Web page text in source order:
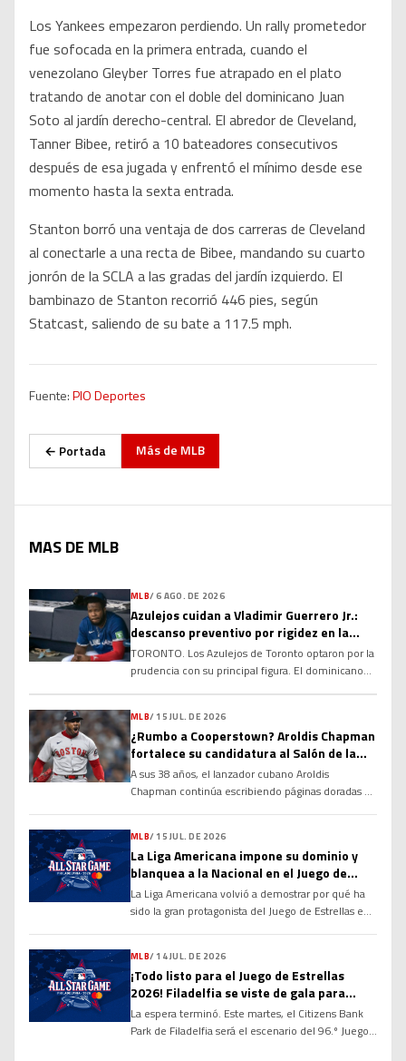
Los Yankees empezaron perdiendo. Un rally prometedor
fue sofocada en la primera entrada, cuando el
venezolano Gleyber Torres fue atrapado en el plato
tratando de anotar con el doble del dominicano Juan
Soto al jardín derecho-central. El abredor de Cleveland,
Tanner Bibee, retiró a 10 bateadores consecutivos
después de esa jugada y enfrentó el mínimo desde ese
momento hasta la sexta entrada.
Stanton borró una ventaja de dos carreras de Cleveland
al conectarle a una recta de Bibee, mandando su cuarto
jonrón de la SCLA a las gradas del jardín izquierdo. El
bambinazo de Stanton recorrió 446 pies, según
Statcast, saliendo de su bate a 117.5 mph.
Fuente:PIO Deportes
← Portada Más de MLB
MAS DE MLB
MLB/6 AGO. DE 2026
Azulejos cuidan a Vladimir Guerrero Jr.:
descanso preventivo por rigidez en la
corva
TORONTO. Los Azulejos de Toronto optaron por la
prudencia con su principal figura. El dominicano
una rigidez en el tendón de la corva, una decisión
tomada con el objetivo de evitar que la molestia
se agrave y garantizar su […]
MLB/ 15 JUL. DE 2026
¿Rumbo a Cooperstown? Aroldis Chapman
fortalece su candidatura al Salón de la
Fama
A sus 38 años, el lanzador cubano Aroldis
Chapman continúa escribiendo páginas doradas en
méritos suficientes para ingresar al Salón de la
Fama de Cooperstown? Sus números, su
longevidad y el dominio que ha ejercido durante
más de […]
MLB/ 15 JUL. DE 2026
La Liga Americana impone su dominio y
blanquea a la Nacional en el Juego de
Estrellas 2026
La Liga Americana volvió a demostrar por qué ha
sido la gran protagonista del Juego de Estrellas en
lanzadores prácticamente imbatible, el Joven
Circuito derrotó por marcador de 4-0 a la Liga
Nacional en la edición 96 del Clásico de […]
MLB/ 14 JUL. DE 2026
¡Todo listo para el Juego de Estrellas
2026! Filadelfia se viste de gala para
recibir a las mayores figuras de la MLB
La espera terminó. Este martes, el Citizens Bank
Park de Filadelfia será el escenario del 96.º Juego